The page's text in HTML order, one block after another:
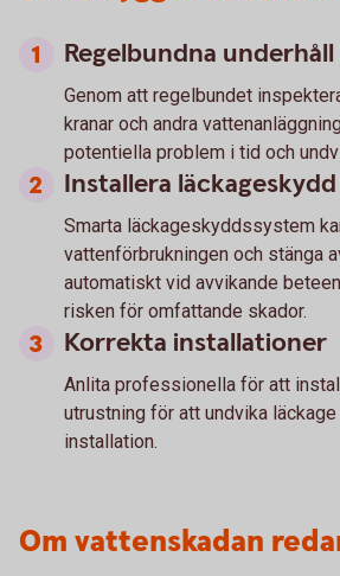
Regelbundna underhåll
Genom att regelbundet
kranar och andra
potentiella problem i tid och
Installera läckageskydd
Smarta läckageskyddssystem
vattenförbrukningen och stänga
automatiskt vid avvikande
risken för omfattande skador.
Korrekta installationer
Anlita professionella för att
utrustning för att undvika
installation.
Om vattenskadan